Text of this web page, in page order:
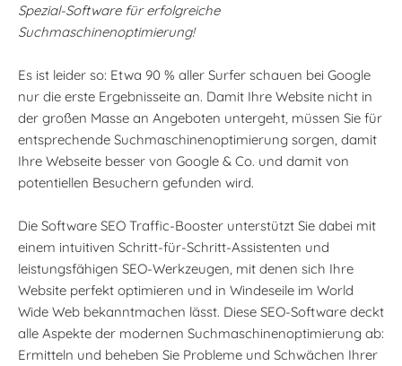
Spezial-Software für erfolgreiche
Suchmaschinenoptimierung!
Es ist leider so: Etwa 90 % aller Surfer schauen bei Google
nur die erste Ergebnisseite an. Damit Ihre Website nicht in
der großen Masse an Angeboten untergeht, müssen Sie für
entsprechende Suchmaschinenoptimierung sorgen, damit
Ihre Webseite besser von Google & Co. und damit von
potentiellen Besuchern gefunden wird.
Die Software SEO Traffic-Booster unterstützt Sie dabei mit
einem intuitiven Schritt-für-Schritt-Assistenten und
leistungsfähigen SEO-Werkzeugen, mit denen sich Ihre
Website perfekt optimieren und in Windeseile im World
Wide Web bekanntmachen lässt. Diese SEO-Software deckt
alle Aspekte der modernen Suchmaschinenoptimierung ab:
Ermitteln und beheben Sie Probleme und Schwächen Ihrer